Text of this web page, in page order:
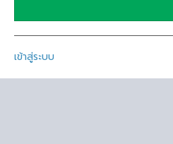
เข้าสู่ระบบ